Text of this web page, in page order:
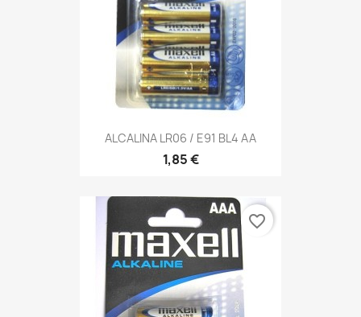
ALCALINA LR06 / E91 BL4 AA
1,85 €
favorite_border